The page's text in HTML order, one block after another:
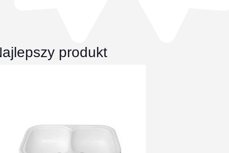
produkt